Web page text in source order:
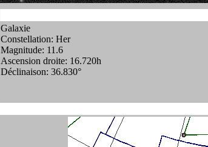
Galaxie
Constellation: Her
Magnitude: 11.6
Ascension droite: 16.720h
Déclinaison: 36.830°